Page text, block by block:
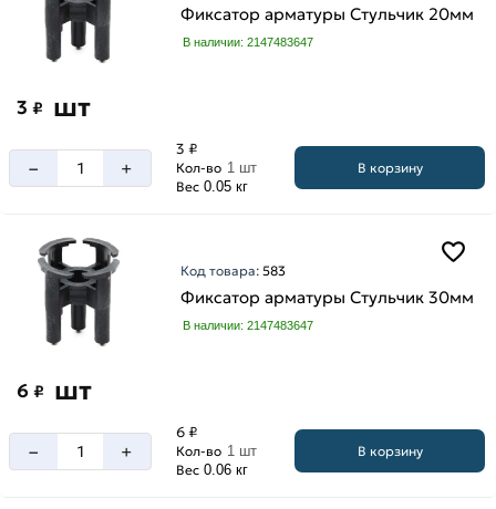
Фиксатор арматуры Стульчик 20мм
В наличии: 2147483647
3 ₽ шт
– +
3 ₽
Кол-во 1 шт
Вес 0.05 кг
В корзину
Код товара:583
Фиксатор арматуры Стульчик 30мм
В наличии: 2147483647
6 ₽ шт
– +
6 ₽
Кол-во 1 шт
Вес 0.06 кг
В корзину